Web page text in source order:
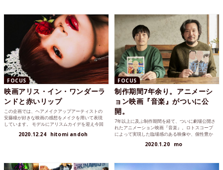
FOCUS
映画アリス・イン・ワンダーラ
ンドと赤いリップ
この企画では、ヘアメイクアップアーティストの
安藤瞳が好きな映画の感想をメイクを用いて表現
しています。 モデルにアリスムカイデを迎え今回
ド。観たことあるでしょ？ってこの映画を大人に
2020.12.24 hitomi andoh
FOCUS
制作期間7年余り。アニメーシ
ョン映画『音楽』がついに公
開。
7年以上に及ぶ制作期間を経て、ついに劇場公開さ
れたアニメーション映画『音楽』。ロトスコープ
によって実現した臨場感のある映像や、個性豊か
ようにしてこの作品ができあがっていったのか、
2020.1.20 mo